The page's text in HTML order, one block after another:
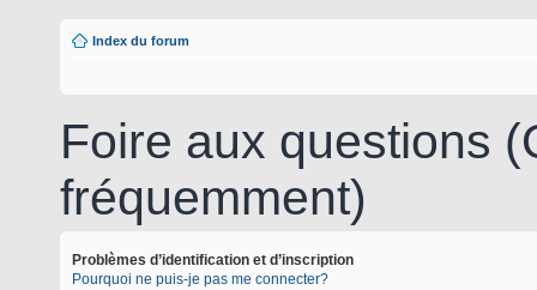
Index du forum
Foire aux questions
fréquemment)
Problèmes d’identification et d’inscription
Pourquoi ne puis-je pas me connecter?